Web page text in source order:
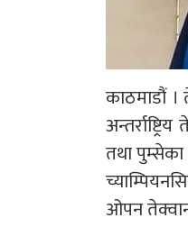
काठमाडौं ।
तथा पुम्सेका
ओपन